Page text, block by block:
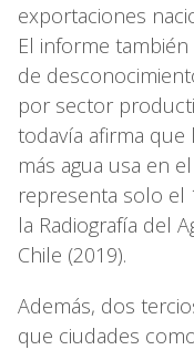
exportaciones
El informe
de
por sector
todavía afirma que
más agua usa en
representa solo el
la Radiografía del
Chile (2019).
Además, dos
que ciudades